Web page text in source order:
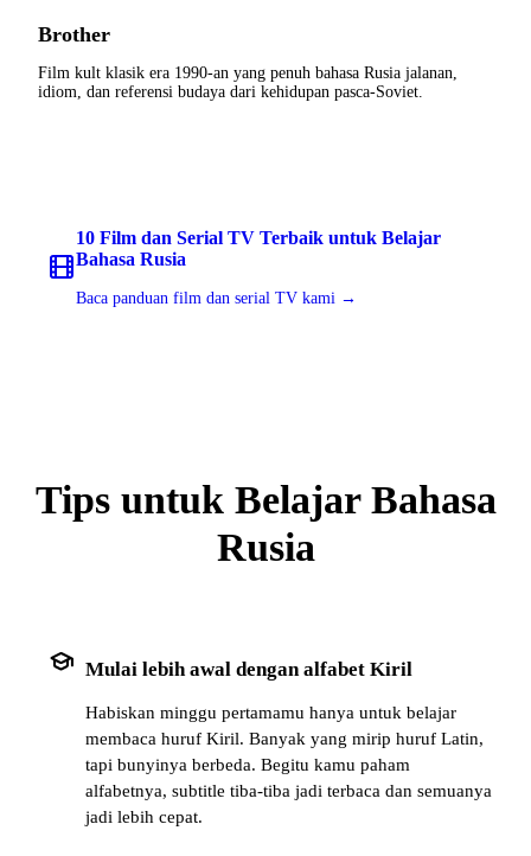
Brother
Film kult klasik era 1990-an yang penuh bahasa Rusia jalanan,
idiom, dan referensi budaya dari kehidupan pasca-Soviet.
10 Film dan Serial TV Terbaik untuk Belajar
Bahasa Rusia
Baca panduan film dan serial TV kami →
Tips untuk Belajar Bahasa
Rusia
school Mulai lebih awal dengan alfabet Kiril
Habiskan minggu pertamamu hanya untuk belajar
membaca huruf Kiril. Banyak yang mirip huruf Latin,
tapi bunyinya berbeda. Begitu kamu paham
alfabetnya, subtitle tiba-tiba jadi terbaca dan semuanya
jadi lebih cepat.